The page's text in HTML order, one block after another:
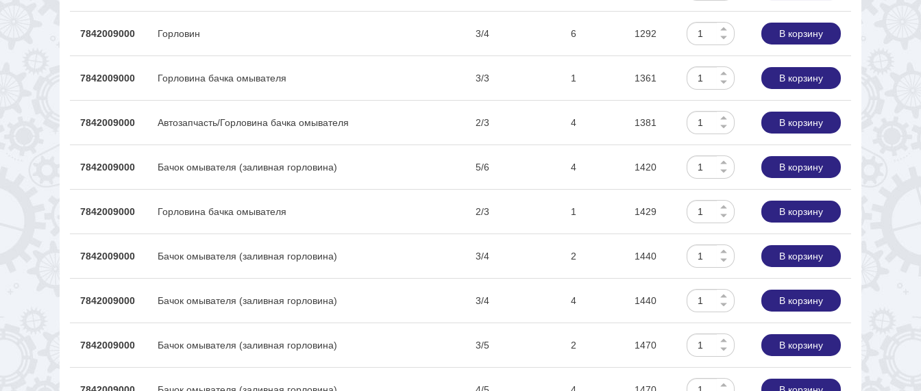
7842009000 Горловин 3/4 6 1292 В корзину
7842009000 Горловина бачка омывателя 3/3 1 1361 В корзину
7842009000 Автозапчасть/Горловина бачка омывателя 2/3 4 1381 В корзину
7842009000 Бачок омывателя (заливная горловина) 5/6 4 1420 В корзину
7842009000 Горловина бачка омывателя 2/3 1 1429 В корзину
7842009000 Бачок омывателя (заливная горловина) 3/4 2 1440 В корзину
7842009000 Бачок омывателя (заливная горловина) 3/4 4 1440 В корзину
7842009000 Бачок омывателя (заливная горловина) 3/5 2 1470 В корзину